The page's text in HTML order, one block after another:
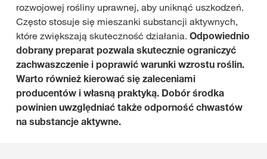
rozwojowej rośliny uprawnej, aby uniknąć uszkodzeń.
Często stosuje się mieszanki substancji aktywnych,
które zwiększają skuteczność działania. Odpowiednio
dobrany preparat pozwala skutecznie ograniczyć
zachwaszczenie i poprawić warunki wzrostu roślin.
Warto również kierować się zaleceniami
producentów i własną praktyką. Dobór środka
powinien uwzględniać także odporność chwastów
na substancje aktywne.